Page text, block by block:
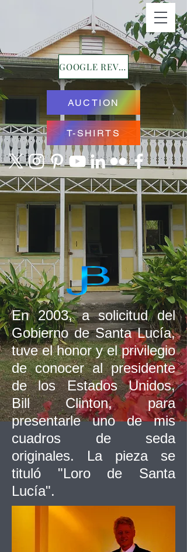
GOOGLE REVIEWS
AUCTION
T-SHIRTS
En 2003, a solicitud del
Gobierno de Santa Lucía,
tuve el honor y el privilegio
de conocer al presidente
de los Estados Unidos,
Bill Clinton, para
presentarle uno de mis
cuadros de seda
originales. La pieza se
tituló "Loro de Santa
Lucía".